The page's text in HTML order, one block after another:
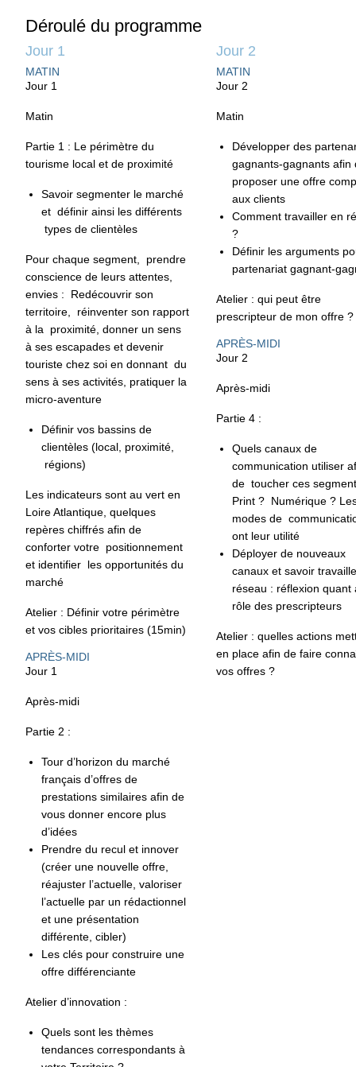
Déroulé du programme
Jour 1
MATIN
Jour 1
Matin
Partie 1 : Le périmètre du
tourisme local et de proximité
Savoir segmenter le marché
et définir ainsi les différents
types de clientèles
Pour chaque segment, prendre
conscience de leurs attentes,
envies : Redécouvrir son
territoire, réinventer son rapport
à la proximité, donner un sens
à ses escapades et devenir
touriste chez soi en donnant du
sens à ses activités, pratiquer la
micro-aventure
Définir vos bassins de
clientèles (local, proximité,
régions)
Les indicateurs sont au vert en
Loire Atlantique, quelques
repères chiffrés afin de
conforter votre positionnement
et identifier les opportunités du
marché
Atelier : Définir votre périmètre
et vos cibles prioritaires (15min)
APRÈS-MIDI
Jour 1
Après-midi
Partie 2 :
Tour d’horizon du marché
français d’offres de
prestations similaires afin de
vous donner encore plus
d’idées
Prendre du recul et innover
(créer une nouvelle offre,
réajuster l’actuelle, valoriser
l’actuelle par un rédactionnel
et une présentation
différente, cibler)
Les clés pour construire une
offre différenciante
Atelier d’innovation :
Quels sont les thèmes
tendances correspondants à
Jour 2
MATIN
Jour 2
Matin
Développer des
gagnants-gagnants afin
proposer une offre
aux clients
Comment travailler en
?
Définir les arguments
partenariat gagnant-
Atelier : qui peut être
prescripteur de mon offre ?
APRÈS-MIDI
Jour 2
Après-midi
Partie 4 :
Quels canaux de
communication utiliser
de toucher ces
Print ? Numérique ?
modes de
ont leur utilité
Déployer de nouveaux
canaux et savoir
réseau : réflexion
rôle des prescripteurs
Atelier : quelles actions
en place afin de faire
vos offres ?